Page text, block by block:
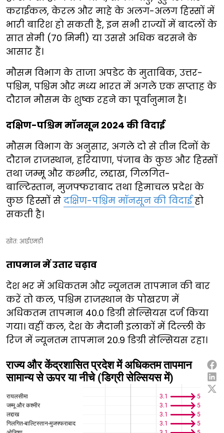
कराईकल, केरल और माहे के अलग-अलग हिस्सों में
भारी बारिश हो सकती है, इन सभी राज्यों में बादलों के
सात सेमी (70 मिमी) या उससे अधिक बरसने के
आसार हैं।
मौसम विभाग के ताजा अपडेट के मुताबिक, उत्तर-
पश्चिम, पश्चिम और मध्य भारत में अगले एक सप्ताह के
दौरान मौसम के शुष्क रहने का पूर्वानुमान है।
दक्षिण-पश्चिम मॉनसून 2024 की विदाई
मौसम विभाग के अनुसार, अगले दो से तीन दिनों के
दौरान राजस्थान, हरियाणा, पंजाब के कुछ और हिस्सों
तथा जम्मू और कश्मीर, लद्दाख, गिलगित-
बाल्टिस्तान, मुजफ्फराबाद तथा हिमाचल प्रदेश के
कुछ हिस्सों से दक्षिण-पश्चिम मॉनसून की विदाईहो
सकती है।
स्रोत: आईएमडी
तापमान में उतार चढ़ाव
देश भर में अधिकतम और न्यूनतम तापमान की बार
करें तो कल, पश्चिम राजस्थान के पोखरण में
अधिकतम तापमान 40.0 डिग्री सेल्सियस दर्ज किया
गया। वहीं कल, देश के मैदानी इलाकों में दिल्ली के
रिज में न्यूनतम तापमान 20.9 डिग्री सेल्सियस रहा।